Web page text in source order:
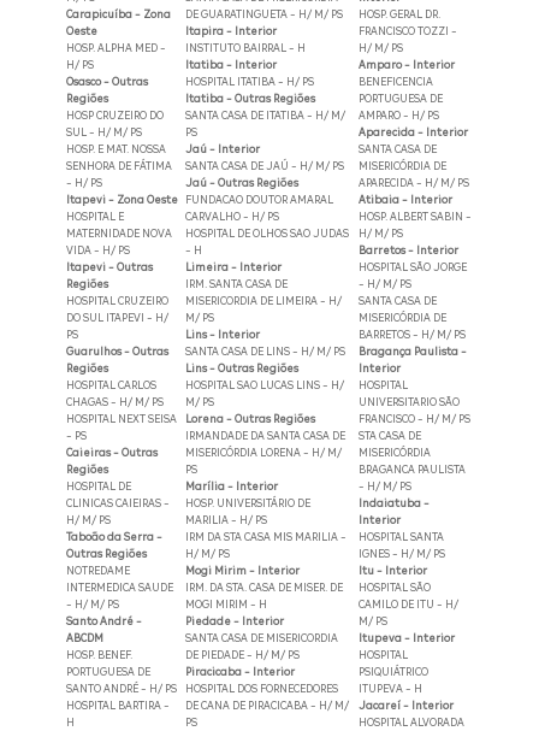
Carapicuíba - Zona
Oeste
HOSP. ALPHA MED -
H/ PS
Osasco - Outras
Regiões
HOSP CRUZEIRO DO
SUL - H/ M/ PS
HOSP. E MAT. NOSSA
SENHORA DE FÁTIMA
- H/ PS
Itapevi - Zona Oeste
HOSPITAL E
MATERNIDADE NOVA
VIDA - H/ PS
Itapevi - Outras
Regiões
HOSPITAL CRUZEIRO
DO SUL ITAPEVI - H/
PS
Guarulhos - Outras
Regiões
HOSPITAL CARLOS
CHAGAS - H/ M/ PS
HOSPITAL NEXT SEISA
- PS
Caieiras - Outras
Regiões
HOSPITAL DE
CLINICAS CAIEIRAS -
H/ M/ PS
Taboão da Serra -
Outras Regiões
NOTREDAME
INTERMEDICA SAUDE
- H/ M/ PS
Santo André -
ABCDM
HOSP. BENEF.
PORTUGUESA DE
SANTO ANDRÉ - H/ PS
HOSPITAL BARTIRA -
H
DE GUARATINGUETA - H/ M/ PS
Itapira - Interior
INSTITUTO BAIRRAL - H
Itatiba - Interior
HOSPITAL ITATIBA - H/ PS
Itatiba - Outras Regiões
SANTA CASA DE ITATIBA - H/ M/
PS
Jaú - Interior
SANTA CASA DE JAÚ - H/ M/ PS
Jaú - Outras Regiões
FUNDACAO DOUTOR AMARAL
CARVALHO - H/ PS
HOSPITAL DE OLHOS SAO JUDAS
- H
Limeira - Interior
IRM. SANTA CASA DE
MISERICORDIA DE LIMEIRA - H/
M/ PS
Lins - Interior
SANTA CASA DE LINS - H/ M/ PS
Lins - Outras Regiões
HOSPITAL SAO LUCAS LINS - H/
M/ PS
Lorena - Outras Regiões
IRMANDADE DA SANTA CASA DE
MISERICÓRDIA LORENA - H/ M/
PS
Marília - Interior
HOSP. UNIVERSITÁRIO DE
MARILIA - H/ PS
IRM DA STA CASA MIS MARILIA -
H/ M/ PS
Mogi Mirim - Interior
IRM. DA STA. CASA DE MISER. DE
MOGI MIRIM - H
Piedade - Interior
SANTA CASA DE MISERICORDIA
DE PIEDADE - H/ M/ PS
Piracicaba - Interior
HOSPITAL DOS FORNECEDORES
DE CANA DE PIRACICABA - H/ M/
PS
HOSP. GERAL DR.
FRANCISCO TOZZI -
H/ M/ PS
Amparo - Interior
BENEFICENCIA
PORTUGUESA DE
AMPARO - H/ PS
Aparecida - Interior
SANTA CASA DE
MISERICÓRDIA DE
APARECIDA - H/ M/ PS
Atibaia - Interior
HOSP. ALBERT SABIN -
H/ M/ PS
Barretos - Interior
HOSPITAL SÃO JORGE
- H/ M/ PS
SANTA CASA DE
MISERICÓRDIA DE
BARRETOS - H/ M/ PS
Bragança Paulista -
Interior
HOSPITAL
UNIVERSITARIO SÃO
FRANCISCO - H/ M/ PS
STA CASA DE
MISERICÓRDIA
BRAGANCA PAULISTA
- H/ M/ PS
Indaiatuba -
Interior
HOSPITAL SANTA
IGNES - H/ M/ PS
Itu - Interior
HOSPITAL SÃO
CAMILO DE ITU - H/
M/ PS
Itupeva - Interior
HOSPITAL
PSIQUIÁTRICO
ITUPEVA - H
Jacareí - Interior
HOSPITAL ALVORADA